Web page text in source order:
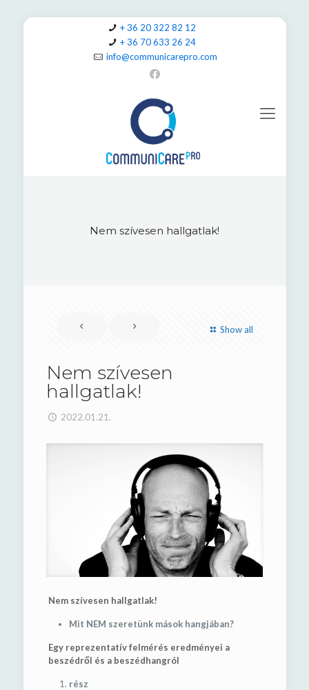
+ 36 20 322 82 12
+ 36 70 633 26 24
info@communicarepro.com
Nem szívesen hallgatlak!
Show all
Nem szívesen
hallgatlak!
2022.01.21.
Nem szívesen hallgatlak!
Mit NEM szeretünk mások hangjában?
Egy reprezentatív felmérés eredményei a
beszédről és a beszédhangról
rész